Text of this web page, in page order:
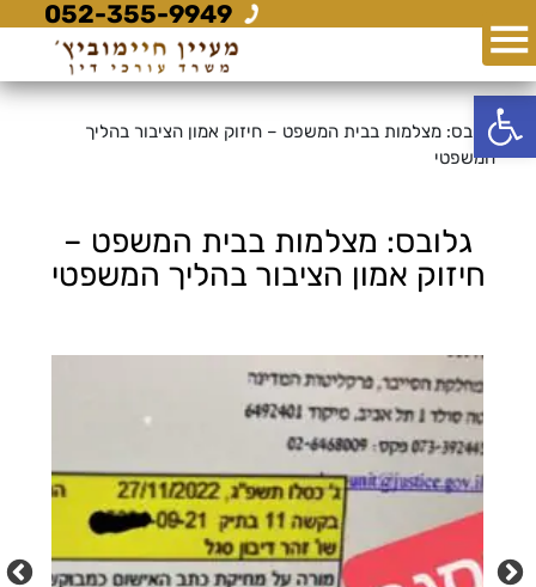
פתח סרגל נגישות
052-355-9949
גלובס: מצלמות בבית המשפט – חיזוק אמון הציבור בהליך
המשפטי
גלובס: מצלמות בבית המשפט –
חיזוק אמון הציבור בהליך המשפטי